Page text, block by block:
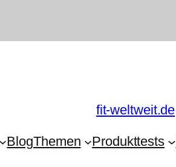
fit-weltweit.de
BlogThemen Produkttests